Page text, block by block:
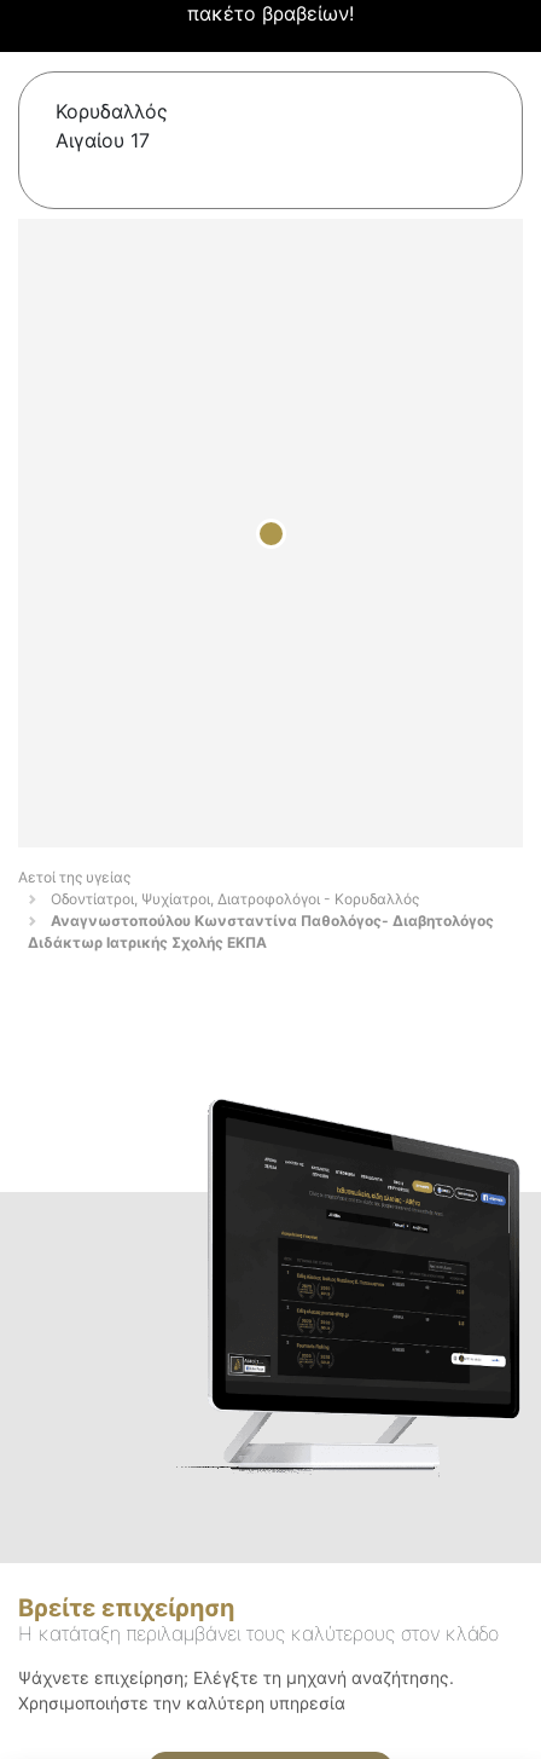
πακέτο βραβείων!
Κορυδαλλός
Αιγαίου 17
Αετοί της υγείας
Οδοντίατροι, Ψυχίατροι, Διατροφολόγοι - Κορυδαλλός
Αναγνωστοπούλου Κωνσταντίνα Παθολόγος- Διαβητολόγος
Διδάκτωρ Ιατρικής Σχολής ΕΚΠΑ
Βρείτε επιχείρηση
Η κατάταξη περιλαμβάνει τους καλύτερους στον κλάδο
Ψάχνετε επιχείρηση; Ελέγξτε τη μηχανή αναζήτησης.
Χρησιμοποιήστε την καλύτερη υπηρεσία